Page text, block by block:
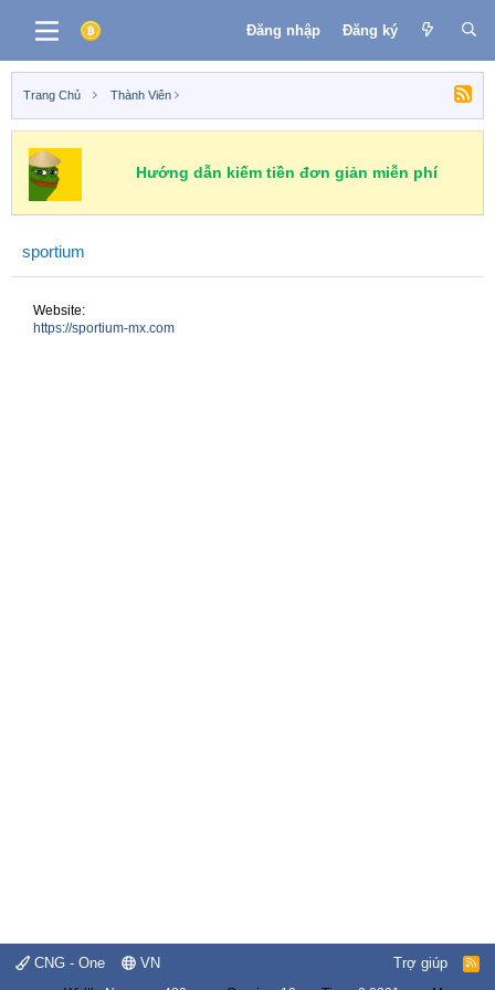
Đăng nhập Đăng ký
Trang Chủ Thành Viên
Hướng dẫn kiếm tiền đơn giản miễn phí
sportium
Website
https://sportium-mx.com
CNG - One VN Trợ giúp
R